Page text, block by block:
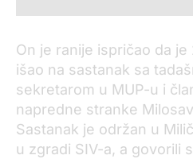
On je ranije ispričao da je
išao na sastanak sa
sekretarom u MUP-u i
napredne stranke
Sastanak je održan u
u zgradi SIV-a, a govorili